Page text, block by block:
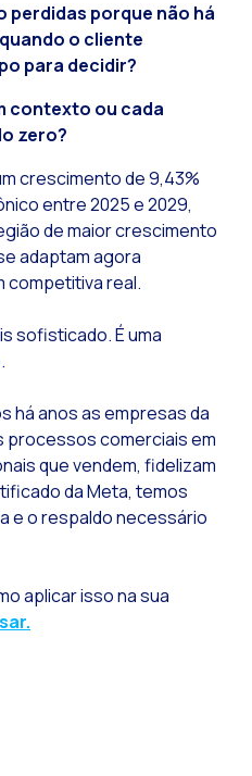
perdidas porque não há
o cliente
para decidir?
contexto ou cada
zero?
crescimento de 9,43%
entre 2025 e 2029,
de maior crescimento
adaptam agora
competitiva real.
sofisticado. É uma
há anos as empresas da
processos comerciais em
que vendem, fidelizam
da Meta, temos
e o respaldo necessário
aplicar isso na sua